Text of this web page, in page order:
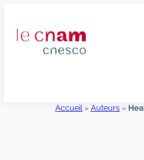
contenu
Accueil» Auteurs »